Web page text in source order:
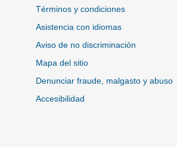
Términos y condiciones
Asistencia con idiomas
Aviso de no discriminación
Mapa del sitio
Denunciar fraude, malgasto y abuso
Accesibilidad